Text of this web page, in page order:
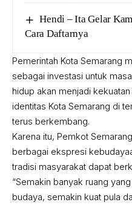
Hendi – Ita Gelar
Cara Daftarnya
Pemerintah Kota Semarang
sebagai investasi untuk
hidup akan menjadi
identitas Kota Semarang di
terus berkembang.
Karena itu, Pemkot
berbagai ekspresi
tradisi masyarakat dapat
“Semakin banyak ruang
budaya, semakin kuat pula